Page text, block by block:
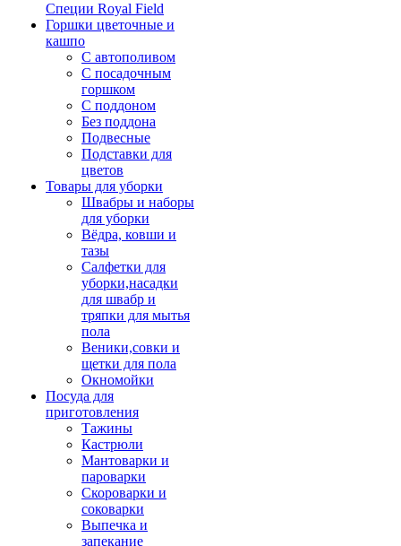
Специи Royal Field
Горшки цветочные и
кашпо
С автополивом
С посадочным
горшком
С поддоном
Без поддона
Подвесные
Подставки для
цветов
Товары для уборки
Швабры и наборы
для уборки
Вёдра, ковши и
тазы
Салфетки для
уборки,насадки
для швабр и
тряпки для мытья
пола
Веники,совки и
щетки для пола
Окномойки
Посуда для
приготовления
Тажины
Кастрюли
Мантоварки и
пароварки
Скороварки и
соковарки
Выпечка и
запекание